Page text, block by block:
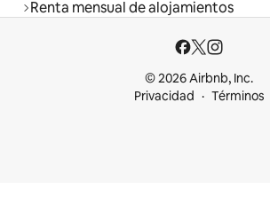
Renta mensual de alojamientos
© 2026 Airbnb, Inc.
Privacidad
Términos